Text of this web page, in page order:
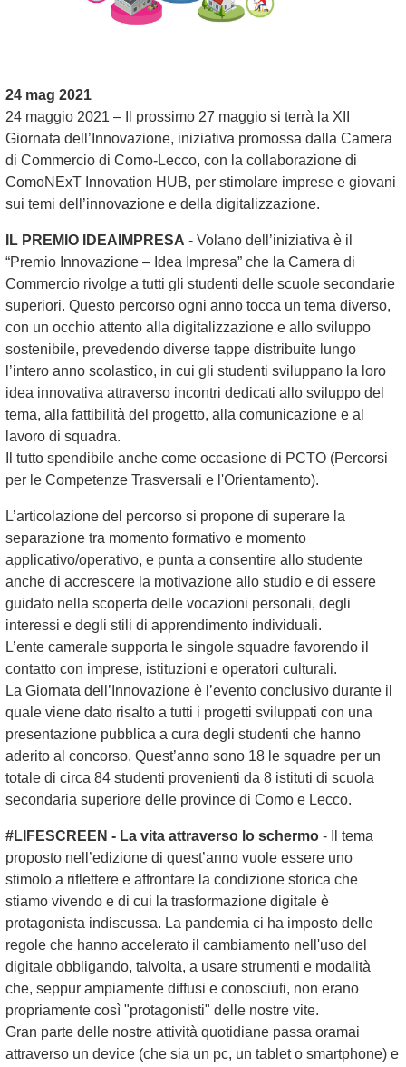
24 mag 2021
24 maggio 2021 – Il prossimo 27 maggio si terrà la XII
Giornata dell’Innovazione, iniziativa promossa dalla Camera
di Commercio di Como-Lecco, con la collaborazione di
ComoNExT Innovation HUB, per stimolare imprese e giovani
sui temi dell’innovazione e della digitalizzazione.
IL PREMIO IDEAIMPRESA - Volano dell’iniziativa è il
“Premio Innovazione – Idea Impresa” che la Camera di
Commercio rivolge a tutti gli studenti delle scuole secondarie
superiori. Questo percorso ogni anno tocca un tema diverso,
con un occhio attento alla digitalizzazione e allo sviluppo
sostenibile, prevedendo diverse tappe distribuite lungo
l’intero anno scolastico, in cui gli studenti sviluppano la loro
idea innovativa attraverso incontri dedicati allo sviluppo del
tema, alla fattibilità del progetto, alla comunicazione e al
lavoro di squadra.
Il tutto spendibile anche come occasione di PCTO (Percorsi
per le Competenze Trasversali e l'Orientamento).
L’articolazione del percorso si propone di superare la
separazione tra momento formativo e momento
applicativo/operativo, e punta a consentire allo studente
anche di accrescere la motivazione allo studio e di essere
guidato nella scoperta delle vocazioni personali, degli
interessi e degli stili di apprendimento individuali.
L’ente camerale supporta le singole squadre favorendo il
contatto con imprese, istituzioni e operatori culturali.
La Giornata dell’Innovazione è l’evento conclusivo durante il
quale viene dato risalto a tutti i progetti sviluppati con una
presentazione pubblica a cura degli studenti che hanno
aderito al concorso. Quest’anno sono 18 le squadre per un
totale di circa 84 studenti provenienti da 8 istituti di scuola
secondaria superiore delle province di Como e Lecco.
#LIFESCREEN - La vita attraverso lo schermo - Il tema
proposto nell’edizione di quest’anno vuole essere uno
stimolo a riflettere e affrontare la condizione storica che
stiamo vivendo e di cui la trasformazione digitale è
protagonista indiscussa. La pandemia ci ha imposto delle
regole che hanno accelerato il cambiamento nell'uso del
digitale obbligando, talvolta, a usare strumenti e modalità
che, seppur ampiamente diffusi e conosciuti, non erano
propriamente così "protagonisti" delle nostre vite.
Gran parte delle nostre attività quotidiane passa oramai
attraverso un device (che sia un pc, un tablet o smartphone) e